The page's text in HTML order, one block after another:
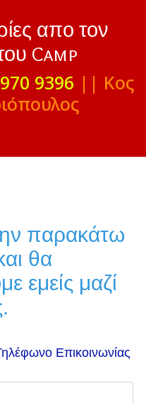
απο τον
Camp
9396 || Κος
παρακάτω
θα
εμείς μαζί
Επικοινωνίας